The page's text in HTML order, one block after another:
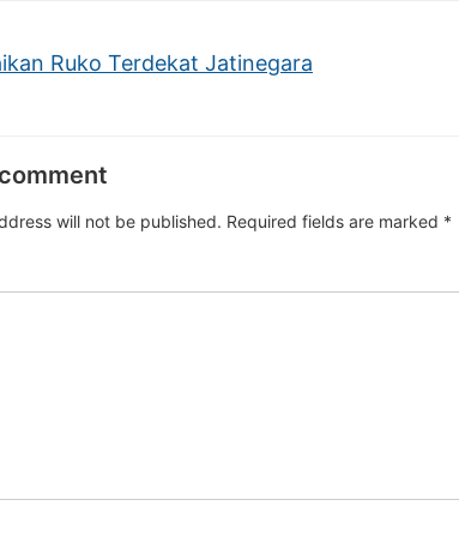
Ruko Terdekat Jatinegara
will not be published. Required fields are marked *